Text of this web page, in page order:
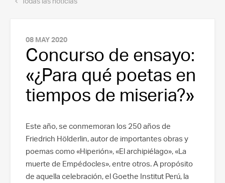
08 MAY 2020
Concurso de ensayo:
«¿Para qué poetas en
tiempos de miseria?»
Este año, se conmemoran los 250 años de
Friedrich Hölderlin, autor de importantes obras y
poemas como «Hiperión», «El archipiélago», «La
muerte de Empédocles», entre otros. A propósito
de aquella celebración, el Goethe Institut Perú, la